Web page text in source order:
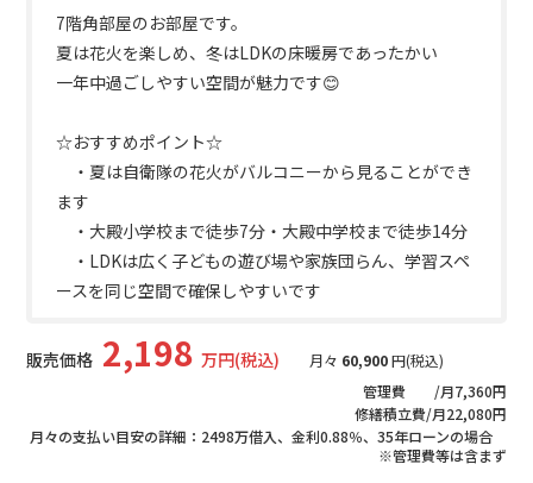
7階角部屋のお部屋です。
夏は花火を楽しめ、冬はLDKの床暖房であったかい
一年中過ごしやすい空間が魅力です😊
☆おすすめポイント☆
・夏は自衛隊の花火がバルコニーから見ることができ
ます
・大殿小学校まで徒歩7分・大殿中学校まで徒歩14分
・LDKは広く子どもの遊び場や家族団らん、学習スペ
ースを同じ空間で確保しやすいです
販売価格 2,198万円(税込) 月々 60,900 円(税込)
管理費 /月7,360円
修繕積立費/月22,080円
月々の支払い目安の詳細：2498万借入、金利0.88％、35年ローンの場合
※管理費等は含まず